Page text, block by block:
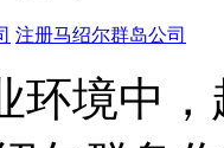
注册马绍尔群岛公司
境中，